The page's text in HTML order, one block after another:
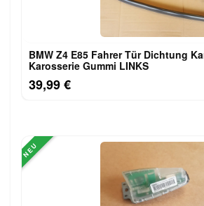
BMW Z4 E85 Fahrer Tür Dichtung
Karosserie Gummi LINKS
39,99 €
NEU